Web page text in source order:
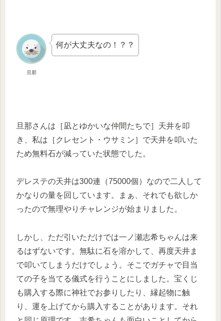
旦那
何が大丈夫なの！？？
旦那さんは［凪とゆかいな仲間たちで］天井を叩
き、私は［クレセント・ウサミン］で天井を叩いた
ため無料石が減っていた状態でした。
デレステの天井は300連（75000個）なので二人して
かなりの量を回しています。まぁ、それでも欲しか
ったので無理やりチャレンジが始まりました。
しかし、ただ引いただけでは一ノ瀬志希ちゃんは来
るはずないです。無駄に石を溶かして、再度天井ま
で叩いてしまうだけでしょう。そこでガチャで目当
ての子を当てる儀式を行うことにしました。宝くじ
も購入する際に神社でお参りしたり、縁起物に触
り、運を上げてから購入することがあります。それ